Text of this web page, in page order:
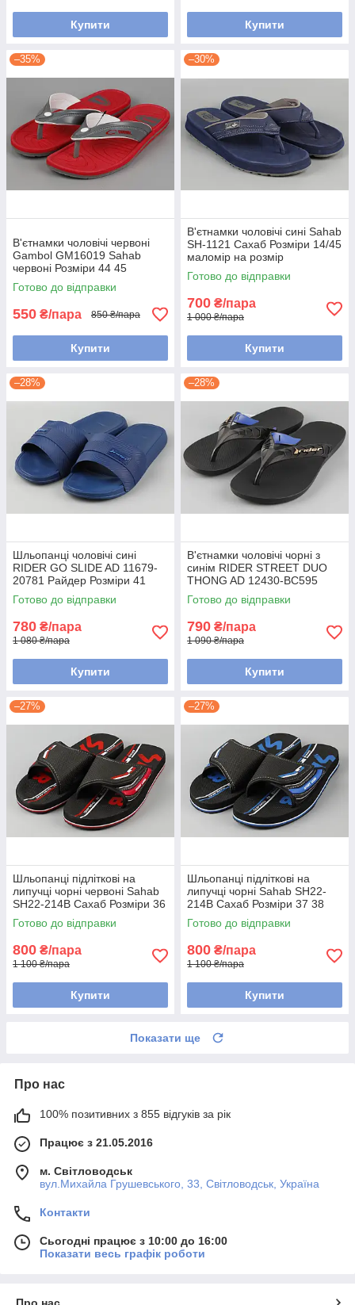
Купити Купити
–35%
В'єтнамки чоловічі червоні
Gambol GM16019 Sahab
червоні Розміри 44 45
маломір на розмір
Готово до відправки
550 ₴/пара 850 ₴/пара
Купити
–30%
В'єтнамки чоловічі сині Sahab
SH-1121 Сахаб Розміри 14/45
маломір на розмір
Готово до відправки
700 ₴/пара
1 000 ₴/пара
Купити
–28%
Шльопанці чоловічі сині
RIDER GO SLIDE AD 11679-
20781 Райдер Розміри 41
маломір на розмір
Готово до відправки
780 ₴/пара
1 080 ₴/пара
Купити
–28%
В'єтнамки чоловічі чорні з
синім RIDER STREET DUO
THONG AD 12430-BC595
Розміри 39.40 41.42 43.44
маломір на розмір
Готово до відправки
790 ₴/пара
1 090 ₴/пара
Купити
–27%
Шльопанці підліткові на
липучці чорні червоні Sahab
SH22-214B Сахаб Розміри 36
38 39 40
Готово до відправки
800 ₴/пара
1 100 ₴/пара
Купити
–27%
Шльопанці підліткові на
липучці чорні Sahab SH22-
214B Сахаб Розміри 37 38
Готово до відправки
800 ₴/пара
1 100 ₴/пара
Купити
Показати ще
Про нас
100% позитивних з 855 відгуків за рік
Працює з 21.05.2016
м. Світловодськ
вул.Михайла Грушевського, 33, Світловодськ, Україна
Контакти
Сьогодні працює з 10:00 до 16:00
Показати весь графік роботи